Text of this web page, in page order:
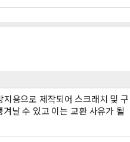
용으로 제작되어 스크래치 및 구
날 수 있고 이는 교환 사유가 될